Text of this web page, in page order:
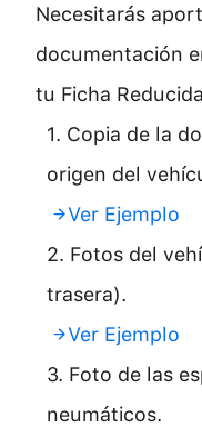
Necesitarás
documentación
tu Ficha
1. Copia de la
origen del
Ver Ejemplo
2. Fotos del
trasera).
Ver Ejemplo
3. Foto de las
neumáticos.